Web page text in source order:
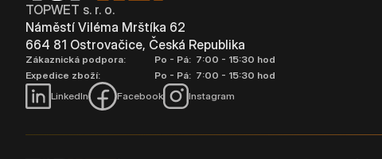
TOPWET s. r. o.
Náměstí Viléma Mrštíka 62
664 81 Ostrovačice, Česká Republika
Zákaznická podpora:
Po - Pá: 7:00 - 15:30 hod
Expedice zboží:
Po - Pá: 7:00 - 15:30 hod
LinkedIn
Facebook Instagram